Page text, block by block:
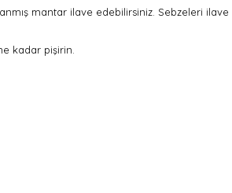
mantar ilave edebilirsiniz. Sebzeleri ilave
kadar pişirin.